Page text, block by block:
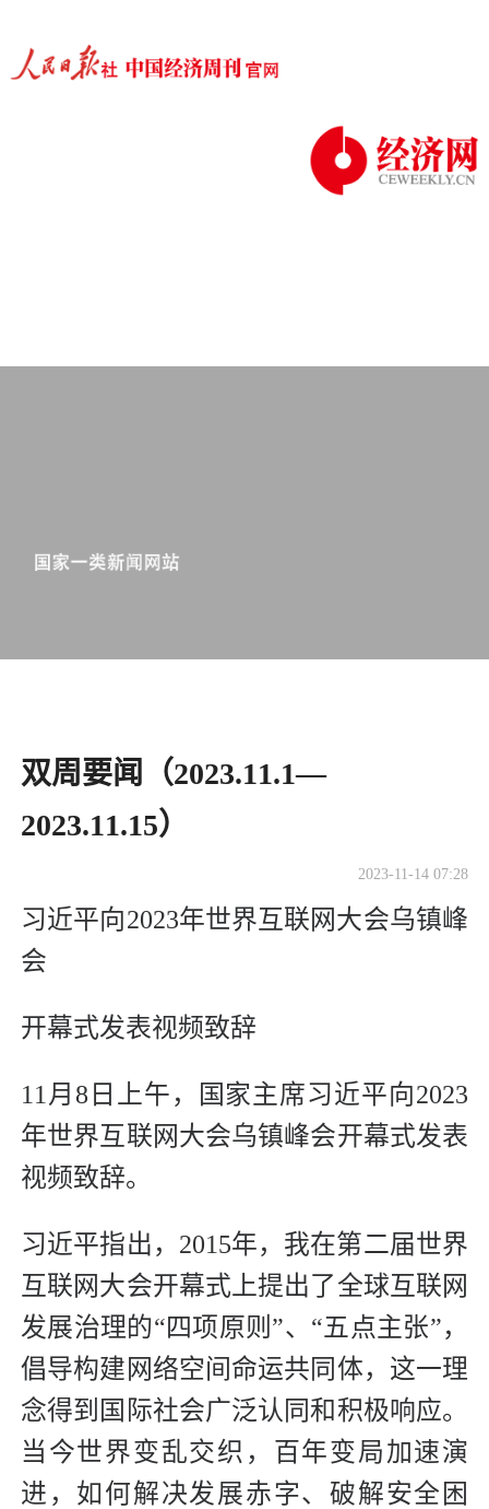
​双周要闻（2023.11.1—
2023.11.15）
2023-11-14 07:28
习近平向2023年世界互联网大会乌镇峰
会
开幕式发表视频致辞
11月8日上午，国家主席习近平向2023
年世界互联网大会乌镇峰会开幕式发表
视频致辞。
习近平指出，2015年，我在第二届世界
互联网大会开幕式上提出了全球互联网
发展治理的“四项原则”、“五点主张”，
倡导构建网络空间命运共同体，这一理
念得到国际社会广泛认同和积极响应。
当今世界变乱交织，百年变局加速演
进，如何解决发展赤字、破解安全困